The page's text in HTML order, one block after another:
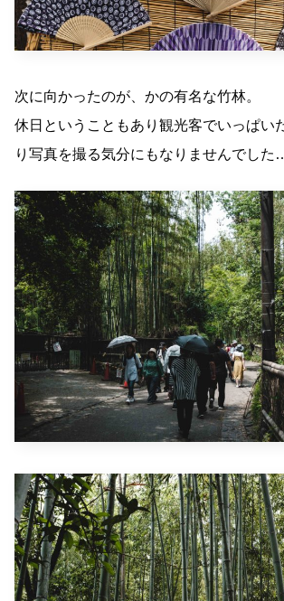
次に向かったのが、かの有名な竹林。
休日ということもあり観光客でいっぱい
り写真を撮る気分にもなりませんでした